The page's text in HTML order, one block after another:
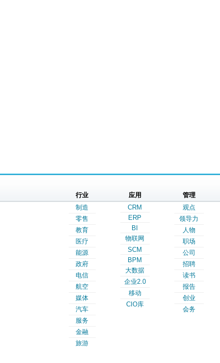
行业
制造
零售
教育
医疗
能源
政府
电信
航空
媒体
汽车
服务
金融
旅游
应用
CRM
ERP
BI
物联网
SCM
BPM
大数据
企业2.0
移动
CIO库
管理
观点
领导力
人物
职场
公司
招聘
读书
报告
创业
会务